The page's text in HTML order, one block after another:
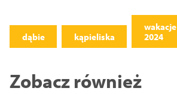
dąbie kąpieliska
wakacje
2024
Zobacz również